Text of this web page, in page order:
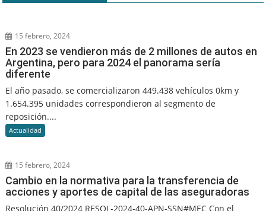
15 febrero, 2024
En 2023 se vendieron más de 2 millones de autos en
Argentina, pero para 2024 el panorama sería
diferente
El año pasado, se comercializaron 449.438 vehículos 0km y
1.654.395 unidades correspondieron al segmento de
reposición....
Actualidad
15 febrero, 2024
Cambio en la normativa para la transferencia de
acciones y aportes de capital de las aseguradoras
Resolución 40/2024 RESOL-2024-40-APN-SSN#MEC Con el